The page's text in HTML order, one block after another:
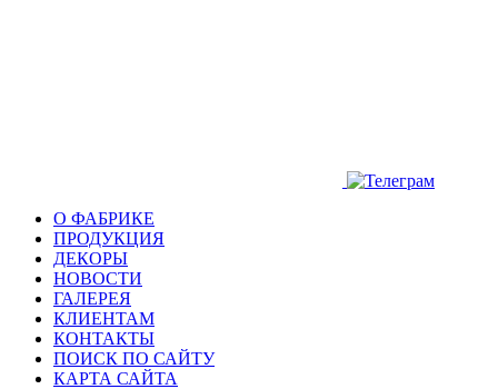
О ФАБРИКЕ
ПРОДУКЦИЯ
ДЕКОРЫ
НОВОСТИ
ГАЛЕРЕЯ
КЛИЕНТАМ
КОНТАКТЫ
ПОИСК ПО САЙТУ
КАРТА САЙТА